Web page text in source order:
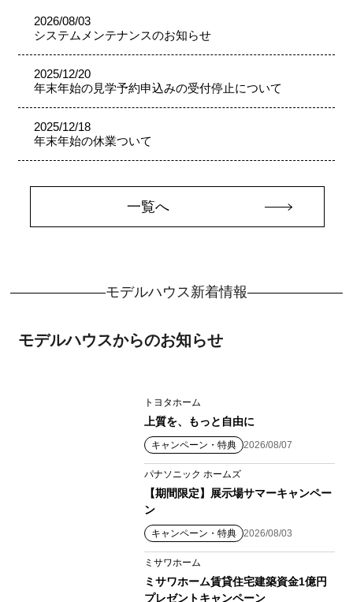
2026/08/03
システムメンテナンスのお知らせ
2025/12/20
年末年始の見学予約申込みの受付停止について
2025/12/18
年末年始の休業ついて
一覧へ
モデルハウス新着情報
モデルハウスからのお知らせ
トヨタホーム
上質を、もっと自由に
キャンペーン・特典 2026/08/07
パナソニック ホームズ
【期間限定】展示場サマーキャンペー
ン
キャンペーン・特典 2026/08/03
ミサワホーム
ミサワホーム賃貸住宅建築資金1億円
プレゼントキャンペーン